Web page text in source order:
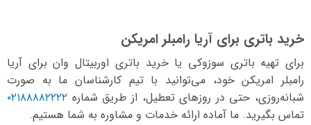
خرید باتری برای آریا رامبلر امریکن
برای تهیه باتری سوزوکی یا خرید باتری اوربیتال وان برای آریا
رامبلر امریکن خود، می‌توانید با تیم کارشناسان ما به صورت
شبانه‌روزی، حتی در روزهای تعطیل، از طریق شماره ۰۲۱۸۸۸۸۲۲۲۲
تماس بگیرید. ما آماده ارائه خدمات و مشاوره به شما هستیم.